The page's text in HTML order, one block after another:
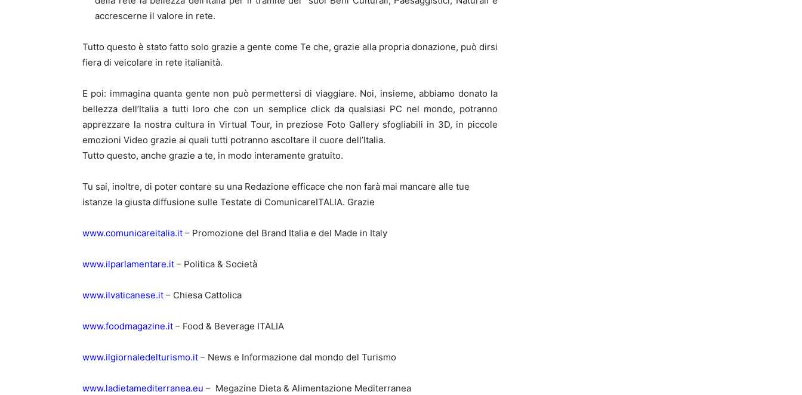
accrescerne il valore in rete.
Tutto questo è stato fatto solo grazie a gente come Te che, grazie alla propria donazione, può dirsi
fiera di veicolare in rete italianità.
E poi: immagina quanta gente non può permettersi di viaggiare. Noi, insieme, abbiamo donato la
bellezza dell’Italia a tutti loro che con un semplice click da qualsiasi PC nel mondo, potranno
apprezzare la nostra cultura in Virtual Tour, in preziose Foto Gallery sfogliabili in 3D, in piccole
emozioni Video grazie ai quali tutti potranno ascoltare il cuore dell’Italia.
Tutto questo, anche grazie a te, in modo interamente gratuito.
Tu sai, inoltre, di poter contare su una Redazione efficace che non farà mai mancare alle tue
istanze la giusta diffusione sulle Testate di ComunicareITALIA. Grazie
www.comunicareitalia.it – Promozione del Brand Italia e del Made in Italy
www.ilparlamentare.it – Politica & Società
www.ilvaticanese.it – Chiesa Cattolica
www.foodmagazine.it – Food & Beverage ITALIA
www.ilgiornaledelturismo.it – News e Informazione dal mondo del Turismo
www.ladietamediterranea.eu – Megazine Dieta & Alimentazione Mediterranea